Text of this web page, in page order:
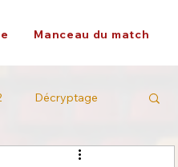
Manceau du match
Décryptage